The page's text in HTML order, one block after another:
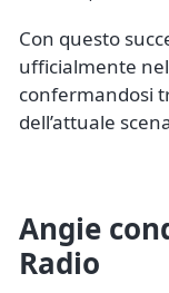
Con questo
ufficialmente
confermandosi
dell’attuale
Angie
Radio